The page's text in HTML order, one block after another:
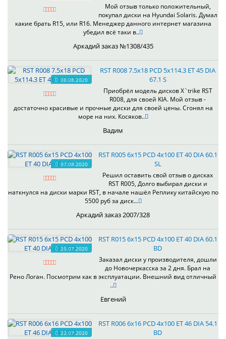
Мой отзыв только положительный,
покупал диски на Hyundai Solaris. Думал
какие брать R15, или R16. Менеджер данного интернет магазина
убедил всё таки в..
Аркадий заказ №1308/435
08.08.2020
RST R008 7.5x18 PCD 5x114.3 ET 45 DIA
67.1 S
Приобрёл модель дисков X`trike RST
R008, для своей KIA. Мой отзыв -
достаточно красивые и прочные диски для своей цены. Сгонял на
море на них. Косяков..
Вадим
07.08.2020
RST R005 6x15 PCD 4x100 ET 40 DIA 60.1
SL
Решил оставить свой отзыв о дисках
RST R005, Долго выбирал диски и
наткнулся на диски марки RST, в начале нашёл Реплику китайскую по
5500 руб за диск...
Аркадий заказ 2007/328
25.07.2020
RST R015 6x15 PCD 4x100 ET 40 DIA 60.1
BD
Заказал диски у производителя, дошли
до Новочеркасска за 2 дня. Брал на
Рено Логан. Посмотрим как в эксплуатации. Внешний вид отличный
..
Евгений
22.07.2020
RST R006 6x16 PCD 4x100 ET 46 DIA 54.1
BD